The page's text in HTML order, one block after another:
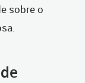
sobre o